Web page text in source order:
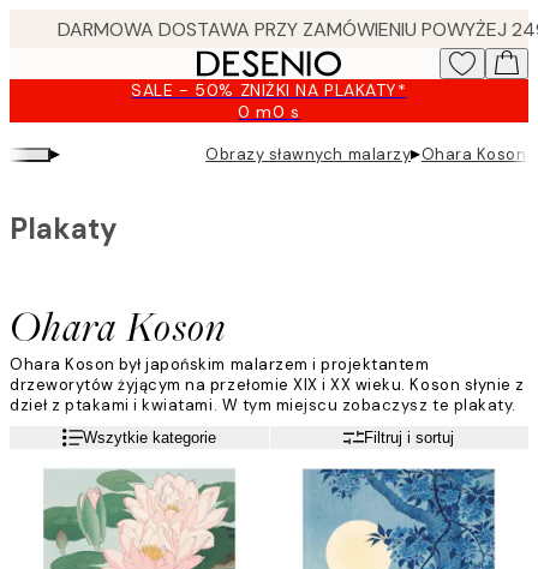
SALE - 50% ZNIŻKI NA PLAKATY*
0 m0 s
Ważny
do:
2026-
▸ Obrazy sławnych malarzy▸Ohara Koson
Ohara Koson
Plakaty
Ohara Koson był japońskim malarzem i projektantem
drzeworytów żyjącym na przełomie XIX i XX wieku. Koson słynie z
dzieł z ptakami i kwiatami. W tym miejscu zobaczysz te plakaty.
Czytaj więcejWszytkie kategorie Filtruj i sortuj